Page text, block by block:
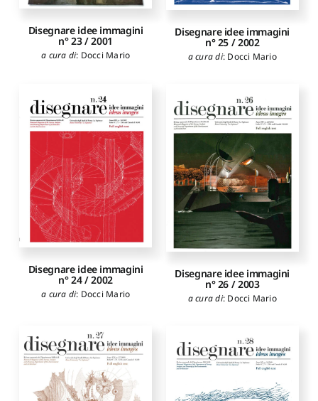
Disegnare idee immagini
n° 23 / 2001
a cura di: Docci Mario
Disegnare idee immagini
n° 25 / 2002
a cura di: Docci Mario
Disegnare idee immagini
n° 24 / 2002
a cura di: Docci Mario
Disegnare idee immagini
n° 26 / 2003
a cura di: Docci Mario